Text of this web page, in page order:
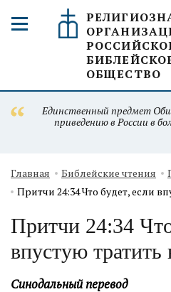
ОБЩЕСТВО
Единственный предмет
приведению в России в
Главная Библейские чтения
Притчи 24:34 Что будет, если
Притчи 24:34
впустую тратить
Синодальный перевод